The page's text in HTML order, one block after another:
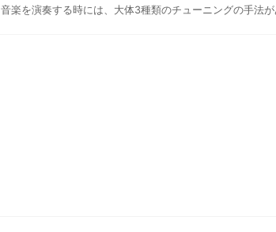
音楽を演奏する時には、大体3種類のチューニングの手法